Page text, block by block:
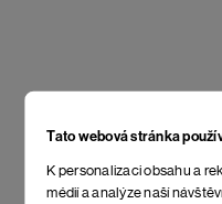
Tato webová stránka
K personalizaci obsahu a
médií a analýze naší